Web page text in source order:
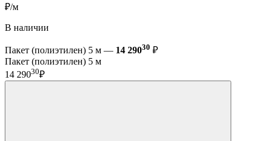
₽/м
В наличии
Пакет (полиэтилен) 5 м — 14 29030 ₽
Пакет (полиэтилен) 5 м
14 29030₽